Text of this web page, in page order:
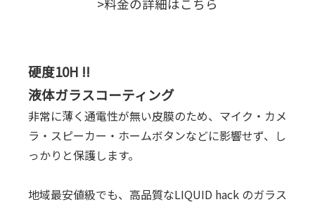
>料金の詳細はこちら
硬度10H !!
液体ガラスコーティング
非常に薄く通電性が無い皮膜のため、マイク・カメ
ラ・スピーカー・ホームボタンなどに影響せず、し
っかりと保護します。
地域最安値級でも、高品質なLIQUID hack のガラス